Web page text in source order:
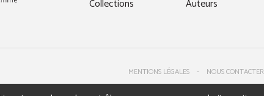
Collections
Auteurs
MENTIONS LÉGALES NOUS CONTACTER